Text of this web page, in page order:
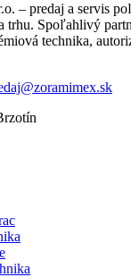
– predaj a servis
trhu. Spoľahlivý
technika,